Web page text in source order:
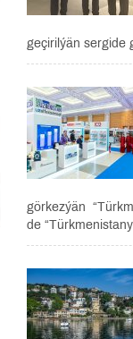
geçirilýän sergide
görkezýän
de